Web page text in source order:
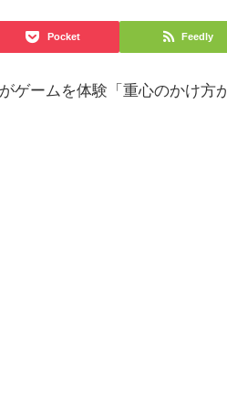
Pocket Feedly
ゲームを体験「重心のかけ方